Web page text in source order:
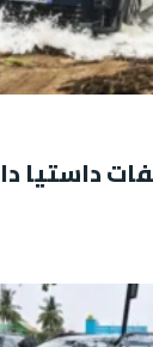
داستيا